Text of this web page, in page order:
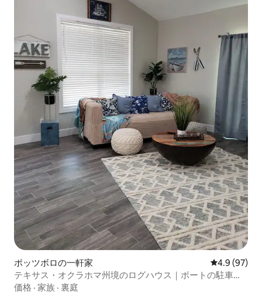
ポッツボロの一軒家 レビュー97
4.9 (97)
テキサス・オクラホマ州境のログハウス｜ボートの駐車場
あり｜マッサージチェアと自転車
価格 · 家族 · 裏庭